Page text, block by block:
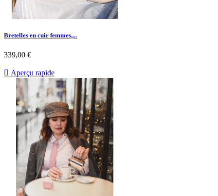
Bretelles en cuir femmes,...
339,00 €
 Aperçu rapide